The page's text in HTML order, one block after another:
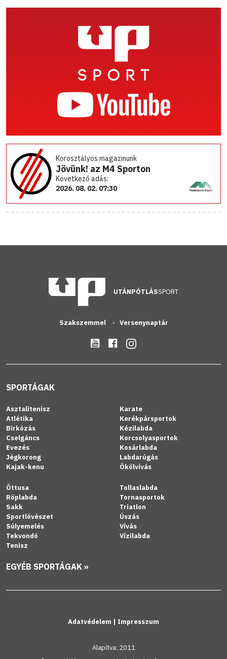
Korosztályos magazinunk
Jövünk! az M4 Sporton
Következő adás:
2026. 08. 02. 07:30
UTÁNPÓTLÁSSPORT
Szakszemmel Versenynaptár
SPORTÁGAK
Asztalitenisz
Atlétika
Birkózás
Cselgáncs
Evezés
Jégkorong
Kajak-kenu
Karate
Kerékpársportok
Kézilabda
Korcsolyasportok
Kosárlabda
Labdarúgás
Ökölvívás
Öttusa
Röplabda
Sakk
Sportlövészet
Súlyemelés
Tekvondó
Tenisz
Tollaslabda
Tornasportok
Triatlon
Úszás
Vívás
Vízilabda
EGYÉB SPORTÁGAK »
Adatvédelem | Impresszum
Alapítva: 2011